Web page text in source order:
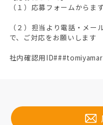
（１）応募フォームからま
（２）担当より電話・メー
で、ご対応をお願いします
社内確認用